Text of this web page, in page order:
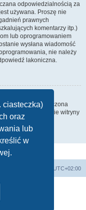
ciasteczka)
oraz
lub
w
odpowiedzialnością za
używana. Proszę nie
prawnych
komentarzy itp.)
lub oprogramowaniem
wysłana wiadomość
nie należy
lakoniczna.
funkcja ta jest włączona
z nami”. Członkowie witryny
UTC+02:00